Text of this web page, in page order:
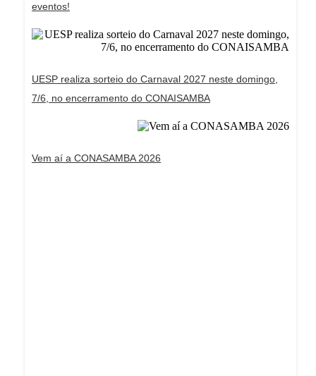
eventos!
UESP realiza sorteio do Carnaval 2027 neste domingo,
7/6, no encerramento do CONAISAMBA
Vem aí a CONASAMBA 2026